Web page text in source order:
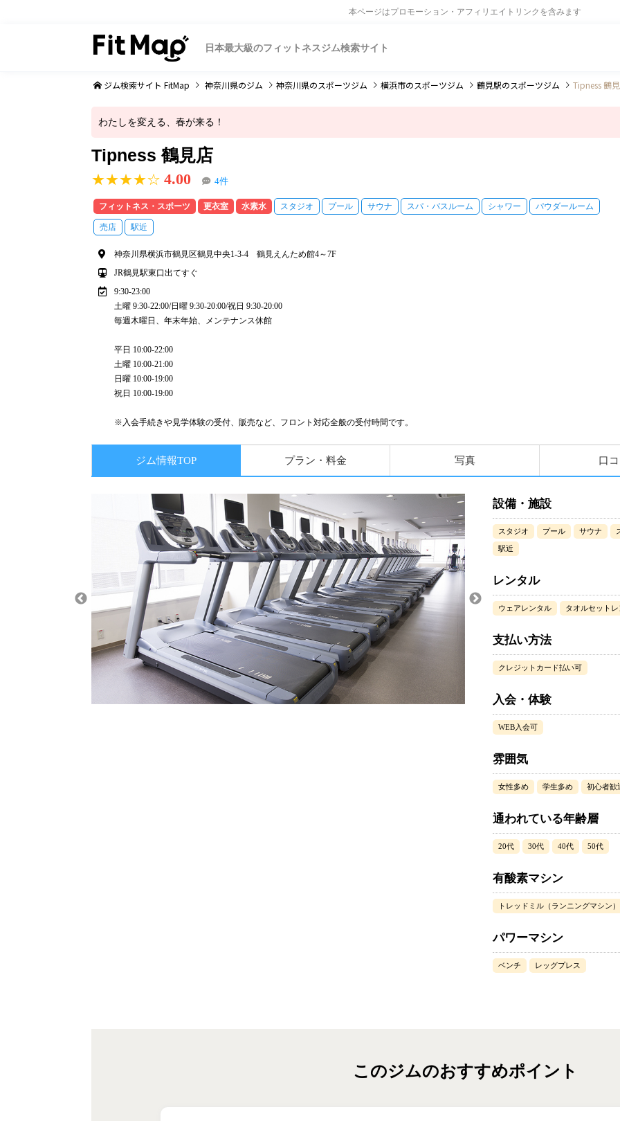
本ページはプロモーション・アフィリエイトリンクを含みます
日本最大級のフィットネスジム検索サイト
ジム検索サイト FitMap 神奈川県のジム 神奈川県のスポーツジム 横浜市のスポーツジム 鶴見駅のスポーツジム Tipness 鶴
わたしを変える、春が来る！
Tipness 鶴見店
★★★★☆ 4.00 4件
フィットネス・スポーツ 更衣室 水素水 スタジオ プール サウナ スパ・バスルーム シャワー パウダールーム
売店 駅近
神奈川県横浜市鶴見区鶴見中央1-3-4 鶴見えんため館4～7F
JR鶴見駅東口出てすぐ
9:30-23:00
土曜 9:30-22:00/日曜 9:30-20:00/祝日 9:30-20:00
毎週木曜日、年末年始、メンテナンス休館
平日 10:00-22:00
土曜 10:00-21:00
日曜 10:00-19:00
祝日 10:00-19:00
※入会手続きや見学体験の受付、販売など、フロント対応全般の受付時間です。
ジム情報TOP プラン・料金 写真 口コ
設備・施設
スタジオ プール サウナ
駅近
レンタル
ウェアレンタル タオルセット
支払い方法
クレジットカード払い可
入会・体験
WEB入会可
雰囲気
女性多め 学生多め 初心者歓
通われている年齢層
20代 30代 40代 50代
有酸素マシン
トレッドミル（ランニングマシン）
パワーマシン
ベンチ レッグプレス
このジムのおすすめポイント